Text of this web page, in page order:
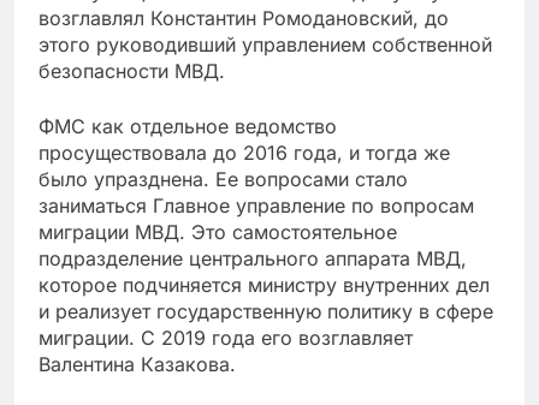
возглавлял Константин Ромодановский, до
этого руководивший управлением собственной
безопасности МВД.
ФМС как отдельное ведомство
просуществовала до 2016 года, и тогда же
было упразднена. Ее вопросами стало
заниматься Главное управление по вопросам
миграции МВД. Это самостоятельное
подразделение центрального аппарата МВД,
которое подчиняется министру внутренних дел
и реализует государственную политику в сфере
миграции. С 2019 года его возглавляет
Валентина Казакова.